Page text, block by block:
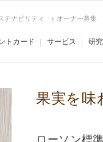
テナビリティ オーナー募集
トカード サービス 研
果実を味
ローソン標